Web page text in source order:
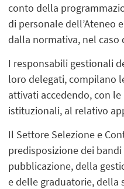
conto della
di personale dell’Ateneo
dalla normativa, nel caso
I responsabili gestionali
loro delegati, compilano
attivati accedendo, con
istituzionali, al relativo
Il Settore Selezione e
predisposizione dei
pubblicazione, della
e delle graduatorie,